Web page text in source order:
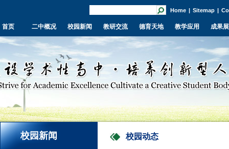
Home | Sitemap |
首页 二中概况 校园新闻 教研交流 德育天地 教学应用 成果
校园新闻 校园动态